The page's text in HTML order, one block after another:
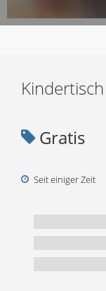
Gratis
Seit einiger Zeit